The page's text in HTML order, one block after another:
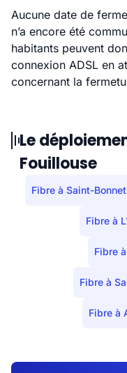
Aucune date de
n’a encore été
habitants peuvent
connexion ADSL en
concernant la
Le
Fouillouse
Fibre à Saint-
Fibre à
Fibre
Fibre à
Fibre à